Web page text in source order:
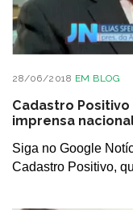
28/06/2018 EM BLOG
Cadastro
imprensa
Siga no Google
Cadastro Positivo,